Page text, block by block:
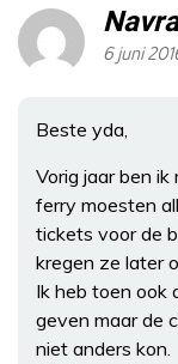
6 juni
Beste yda,
Vorig jaar ben
ferry moesten
tickets voor de
kregen ze later
Ik heb toen ook
geven maar de
niet anders kon.